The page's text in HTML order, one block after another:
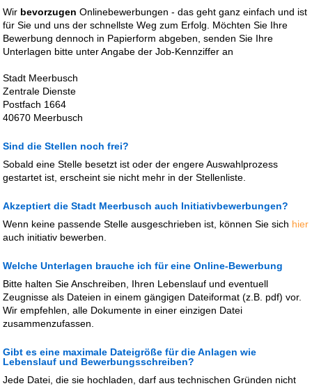
Wir bevorzugenOnlinebewerbungen - das geht ganz einfach und ist
für Sie und uns der schnellste Weg zum Erfolg. Möchten Sie Ihre
Bewerbung dennoch in Papierform abgeben, senden Sie Ihre
Unterlagen bitte unter Angabe der Job-Kennziffer an
Stadt Meerbusch
Zentrale Dienste
Postfach 1664
40670 Meerbusch
Sind die Stellen noch frei?
Sobald eine Stelle besetzt ist oder der engere Auswahlprozess
gestartet ist, erscheint sie nicht mehr in der Stellenliste.
Akzeptiert die Stadt Meerbusch auch Initiativbewerbungen?
Wenn keine passende Stelle ausgeschrieben ist, können Sie sich hier
auch initiativ bewerben.
Welche Unterlagen brauche ich für eine Online-Bewerbung
Bitte halten Sie Anschreiben, Ihren Lebenslauf und eventuell
Zeugnisse als Dateien in einem gängigen Dateiformat (z.B. pdf) vor.
Wir empfehlen, alle Dokumente in einer einzigen Datei
zusammenzufassen.
Gibt es eine maximale Dateigröße für die Anlagen wie
Lebenslauf und Bewerbungsschreiben?
Jede Datei, die sie hochladen, darf aus technischen Gründen nicht